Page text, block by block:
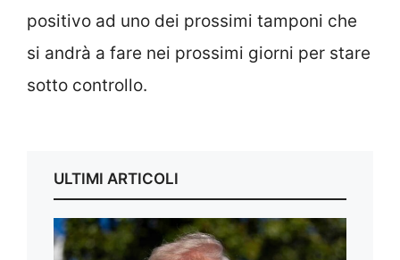
positivo ad uno dei prossimi tamponi che
si andrà a fare nei prossimi giorni per stare
sotto controllo.
ULTIMI ARTICOLI